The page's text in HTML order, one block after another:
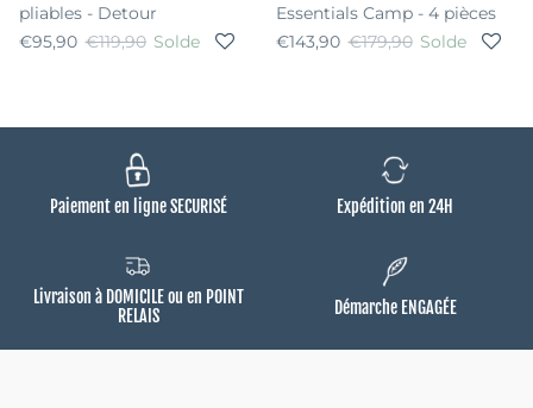
pliables - Detour
Prix soldé
€95,90 Prix habituel
€119,90 Solde
Essentials Camp - 4 pièces
Prix soldé
€143,90 Prix habituel
€179,90 Solde
Paiement en ligne SECURISÉ Expédition en 24H
Livraison à DOMICILE ou en POINT
RELAIS
Démarche ENGAGÉE